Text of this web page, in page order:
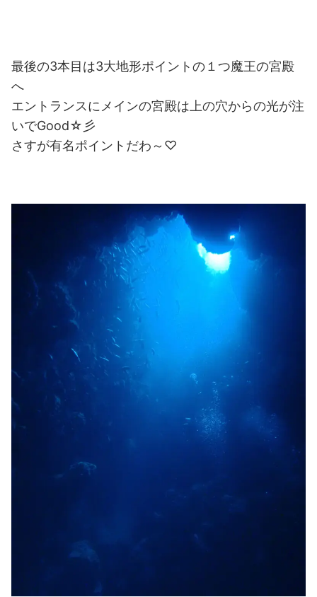
最後の3本目は3大地形ポイントの１つ魔王の宮殿
へ
エントランスにメインの宮殿は上の穴からの光が注
いでGood☆彡
さすが有名ポイントだわ～♡